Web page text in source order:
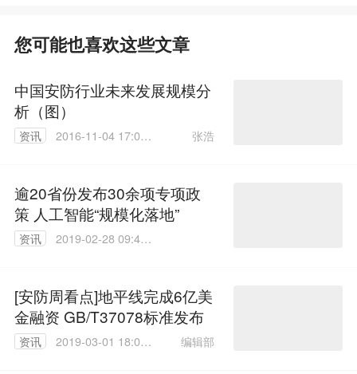
您可能也喜欢这些文章
中国安防行业未来发展规模分
析（图）
资讯
2016-11-04 17:07:
张浩
逾20省份发布30余项专项政
策 人工智能“规模化落地”
资讯
2019-02-28 09:45:
[安防周看点]地平线完成6亿美
金融资 GB/T37078标准发布
资讯
2019-03-01 18:03:
编辑部